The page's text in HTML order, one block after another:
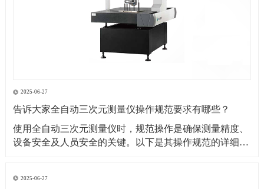
2025-06-27
告诉大家全自动三次元测量仪操作规范要求有哪些？
​使用全自动三次元测量仪时，规范操作是确保测量精度、
设备安全及人员安全的关键。以下是其操作规范的详细要
度控制在 40%~60% RH，避免温度剧烈波动或潮湿导致设
2025-06-27